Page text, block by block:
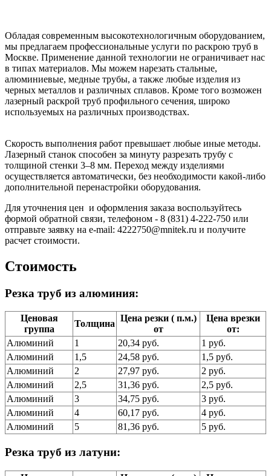
Обладая современным высокотехнологичным оборудованием,
мы предлагаем профессиональные услуги по раскрою труб в
Москве. Применение данной технологии не ограничивает нас
в типах материалов. Мы можем нарезать стальные,
алюминиевые, медные трубы, а также любые изделия из
черных металлов и различных сплавов. Кроме того возможен
лазерный раскрой труб профильного сечения, широко
используемых на различных производствах.
Скорость выполнения работ превышает любые иные методы.
Лазерный станок способен за минуту разрезать трубу с
толщиной стенки 3–8 мм. Переход между изделиями
осуществляется автоматически, без необходимости какой-либо
дополнительной перенастройки оборудования.
Для уточнения цен и оформления заказа воспользуйтесь
формой обратной связи, телефоном - 8 (831) 4-222-750 или
отправьте заявку на e-mail: 4222750@mnitek.ru и получите
расчет стоимости.
Стоимость
Резка труб из алюминия:
Ценовая
группа
Толщина
Цена резки ( п.м.)
от
Цена врезки
от:
Алюминий
1 20,34 руб.
1 руб.
Алюминий
1,5 24,58 руб.
1,5 руб.
Алюминий
2 27,97 руб.
2 руб.
Алюминий
2,5 31,36 руб.
2,5 руб.
Алюминий
3 34,75 руб.
3 руб.
Алюминий
4 60,17 руб.
4 руб.
Алюминий
5 81,36 руб. 5 руб.
Резка труб из латуни: